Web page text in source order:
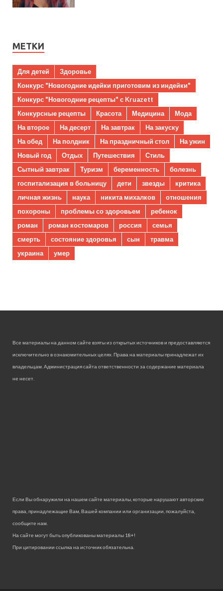
МЕТКИ
Для детей
Здоровье
Конкурс "Новогодние идейки приготовим из индейки"
Конкурс "Новогодние рецепты" с Kruazett
Конкурсные рецепты
Красота Медицина
Мода
На второе
На десерт На завтрак
На закуску
На обед
На полдник На праздничный стол
На ужин
Новый год
Отдых Путешествия
Стиль
Сытный завтрак
Туризм беременность
болезнь
госпитализация в больницу
дети звезды
критика
личная жизнь
наука никита михалков
отношения
похороны
проблемы со здоровьем
ребенок
роман
роман костомаров россия
семья
смерть
состояние здоровья сын
травма
украина
умер
Все материалы на данном сайте взяты из открытых источников и предоставляются
исключительно в ознакомительных целях. Права на материалы принадлежат их
владельцам. Администрация сайта ответственности за содержание материала
не несет.
Если Вы обнаружили на нашем сайте материалы, которые нарушают авторские
права, принадлежащие Вам, Вашей компании или организации, пожалуйста,
сообщите нам.
На сайте могут быть опубликованы материалы 18+!
При цитировании ссылка на источник обязательна.